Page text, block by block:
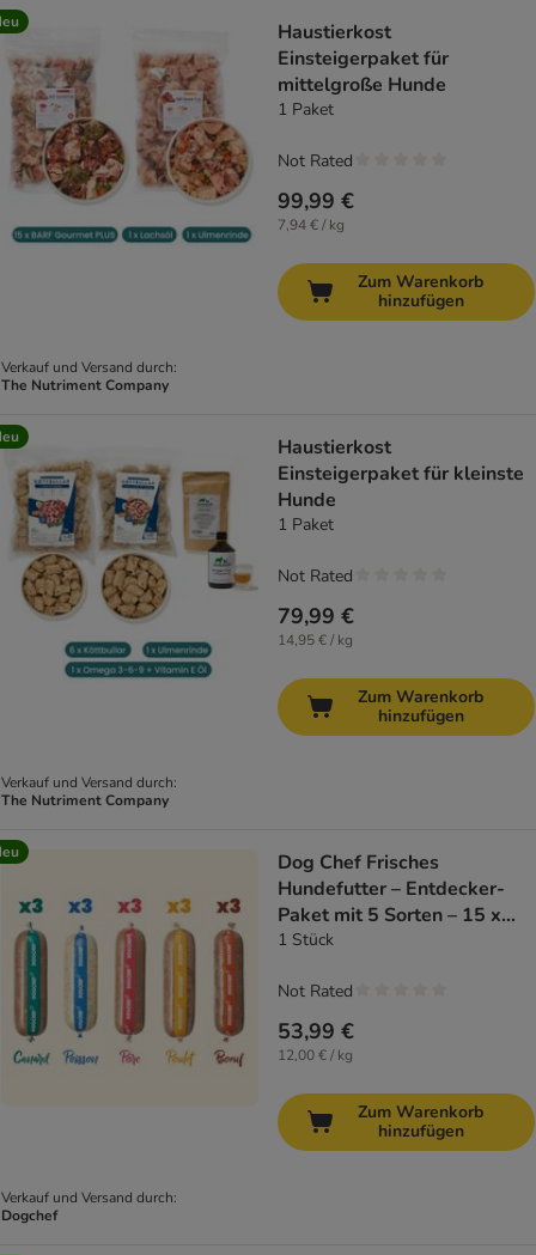
Verkauf und Versand durch:
The Nutriment Company
Haustierkost
Einsteigerpaket für
mittelgroße Hunde
1 Paket
99,99 €
7,94 € / kg
Not Rated
Zum Warenkorb
hinzufügen
Verkauf und Versand durch:
The Nutriment Company
Haustierkost
Einsteigerpaket für kleinste
Hunde
1 Paket
79,99 €
14,95 € / kg
Not Rated
Zum Warenkorb
hinzufügen
Verkauf und Versand durch:
Dogchef
Dog Chef Frisches
Hundefutter – Entdecker-
Paket mit 5 Sorten – 15 x
300 g
1 Stück
53,99 €
12,00 € / kg
Not Rated
Zum Warenkorb
hinzufügen